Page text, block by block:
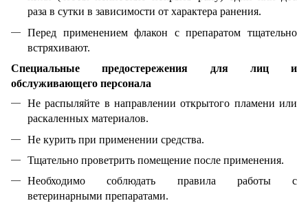
раза в сутки в зависимости от характера ранения.
Перед применением флакон с препаратом тщательно
встряхивают.
Специальные предостережения для лиц и
обслуживающего персонала
Не распыляйте в направлении открытого пламени или
раскаленных материалов.
Не курить при применении средства.
Тщательно проветрить помещение после применения.
Необходимо соблюдать правила работы с
ветеринарными препаратами.